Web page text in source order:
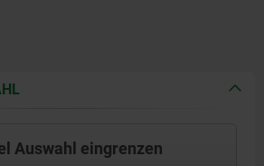
Auswahl eingrenzen